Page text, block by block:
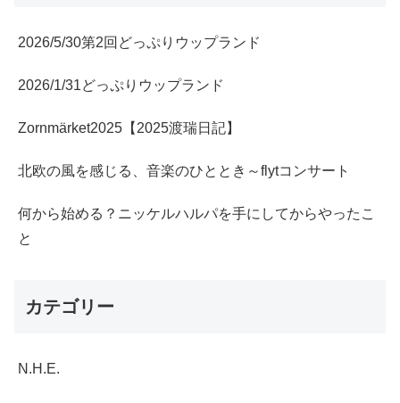
2026/5/30第2回どっぷりウップランド
2026/1/31どっぷりウップランド
Zornmärket2025【2025渡瑞日記】
北欧の風を感じる、音楽のひととき～flytコンサート
何から始める？ニッケルハルパを手にしてからやったこ
と
カテゴリー
N.H.E.